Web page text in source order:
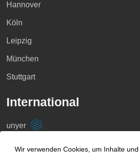
Hannover
Köln
Leipzig
München
Stuttgart
International
unyer
Wir verwenden Cookies, um Inhalte und